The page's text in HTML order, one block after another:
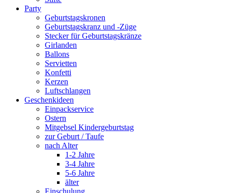
Party
Geburtstagskronen
Geburtstagskranz und -Züge
Stecker für Geburtstagskränze
Girlanden
Ballons
Servietten
Konfetti
Kerzen
Luftschlangen
Geschenkideen
Einpackservice
Ostern
Mitgebsel Kindergeburtstag
zur Geburt / Taufe
nach Alter
1-2 Jahre
3-4 Jahre
5-6 Jahre
älter
Einschulung